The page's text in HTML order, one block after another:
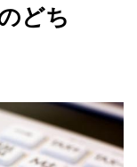
どち